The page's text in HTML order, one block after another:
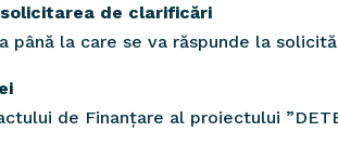
de clarificări
până la care se va răspunde la
de Finanțare al proiectului